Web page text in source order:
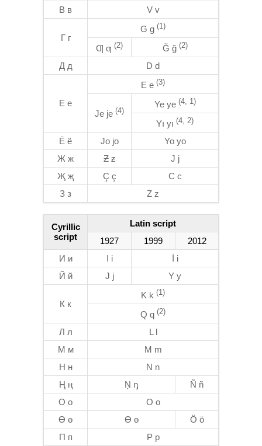
В в
V v
Г г
G g (1)
Ƣ ƣ (2) Ğ ğ (2)
Д д D d
Е е
E e (3)
Je je (4)
Ye ye (4, 1)
Yı yı (4, 2)
Ё ё Jo jo
Yo yo
Ж ж
Ƶ ƶ
J j
Җ җ
Ç ç
C c
З з
Z z
Cyrillic
script
Latin script
1927
1999
2012
И и
I i
İ i
Й й
J j Y y
К к
K k (1)
Q q (2)
Л л
L l
М м
M m
Н н
N n
Ң ң
Ņ ᶇ
Ñ ñ
О о
O o
Ө ө
Ө ө
Ö ö
П п
P p